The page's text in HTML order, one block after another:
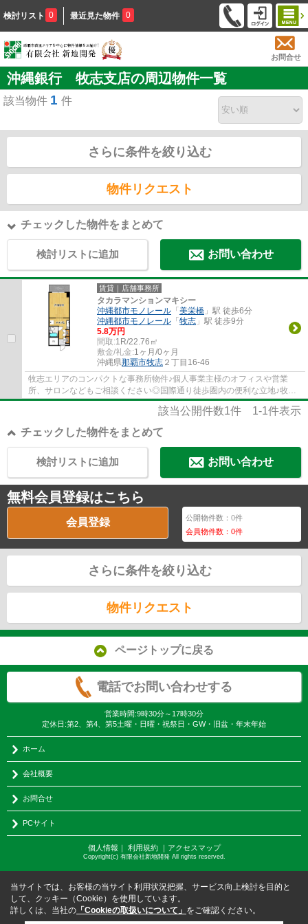
検討リスト 0 最近見た物件 0
お問合せ
沖縄銀行 牧志支店の周辺物件一覧
該当物件 1 件
さらに条件を絞り込む
物件リクエスト
チェックした物件をまとめて
検討リストに追加 お問い合わせ
賃貸｜店舗事務所
タカラマンションマキシー
沖縄都市モノレール 「 美栄橋 」駅 徒歩6分
沖縄都市モノレール 「 牧志 」駅 徒歩9分
5.8万円
間取:1R/22.76㎡
敷金/礼金:1ヶ月/0ヶ月
沖縄県那覇市牧志 ２丁目16-46
牧志エリアのコンパクトな事務所物件♪個人事業主様のオフィスや営業
所、サロンなどもご相談ください◎国際通り徒歩圏内の便利な立地♪牧志
駅徒歩7分、美栄橋駅徒歩6分！礼金なしで初期費...
該当公開件数1件 1-1件表示
チェックした物件をまとめて
お問い合わせ
検討リストに追加
無料会員登録はこちら
会員登録 公開物件数：0件
会員物件数：0件
さらに条件を絞り込む
物件リクエスト
ページトップに戻る
電話でお問い合わせする
営業時間:9時30分～17時30分
定休日:第2、第4、第5土曜・日曜・祝祭日・GW・旧盆・年末年始
ホーム
会社概要
お問合せ
PCサイト
個人情報 ｜ 利用規約｜ アクセスマップ
Copyright(c) 有限会社新地開発 All rights reserved.
当サイトでは、お客様の当サイト利用状況把握、サービス向上検討を目的と
して、クッキー（Cookie）を使用しています。
詳しくは、当社の 「Cookieの取扱いについて」 をご確認ください。